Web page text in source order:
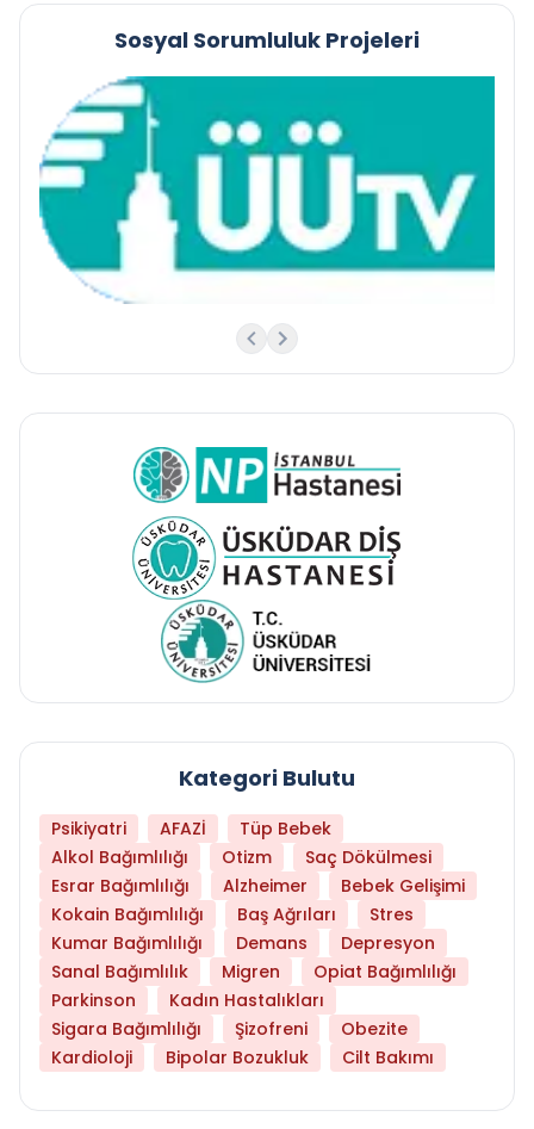
Sosyal Sorumluluk Projeleri
Kategori Bulutu
Psikiyatri AFAZİ
Tüp Bebek
Alkol Bağımlılığı
Otizm
Saç Dökülmesi
Esrar Bağımlılığı
Alzheimer
Bebek Gelişimi
Kokain Bağımlılığı
Baş Ağrıları
Stres
Kumar Bağımlılığı
Demans
Depresyon
Sanal Bağımlılık
Migren
Opiat Bağımlılığı
Parkinson
Kadın Hastalıkları
Sigara Bağımlılığı
Şizofreni
Obezite
Kardioloji
Bipolar Bozukluk Cilt Bakımı